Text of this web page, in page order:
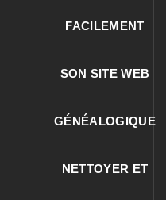
FACILEMENT
SON SITE WEB
GÉNÉALOGIQUE
NETTOYER ET